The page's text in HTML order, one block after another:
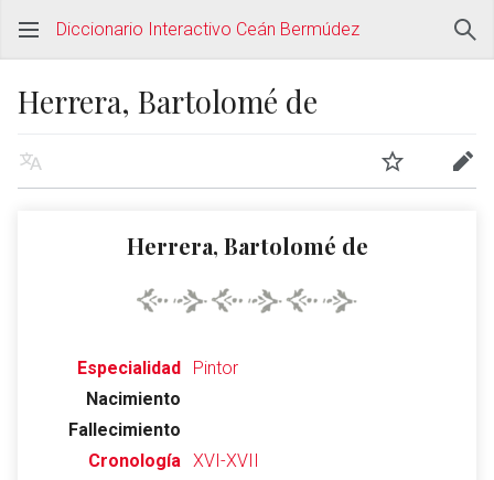
Diccionario Interactivo Ceán Bermúdez
Herrera, Bartolomé de
Herrera, Bartolomé de
Especialidad
Pintor
Nacimiento
Fallecimiento
Cronología XVI-XVII